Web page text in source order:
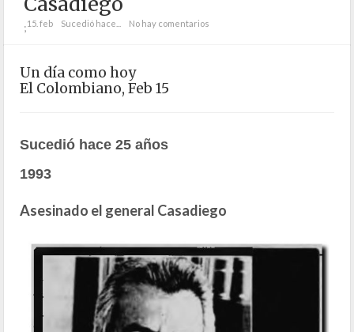
;15. feb Sucedió hace... No hay comentarios
Un día como hoy
El Colombiano, Feb 15
Sucedió hace 25 años
1993
Asesinado el general Casadiego